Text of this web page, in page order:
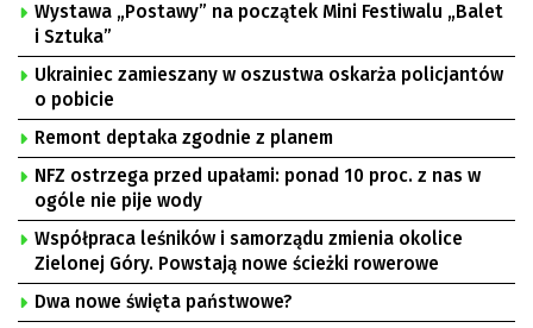
Wystawa „Postawy” na początek Mini Festiwalu „Balet
i Sztuka”
Ukrainiec zamieszany w oszustwa oskarża policjantów
o pobicie
Remont deptaka zgodnie z planem
NFZ ostrzega przed upałami: ponad 10 proc. z nas w
ogóle nie pije wody
Współpraca leśników i samorządu zmienia okolice
Zielonej Góry. Powstają nowe ścieżki rowerowe
Dwa nowe święta państwowe?